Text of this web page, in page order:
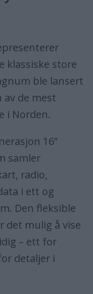
klassiske store
ble lansert
av de mest
i Norden.
16”
samler
radio,
i ett og
Den fleksible
det mulig å vise
– ett for
detaljer i